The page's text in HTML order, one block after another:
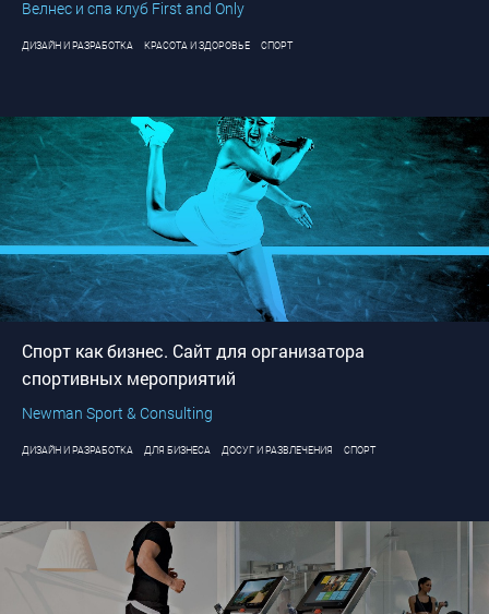
Велнес и спа клуб First and Only
ДИЗАЙН И РАЗРАБОТКА КРАСОТА И ЗДОРОВЬЕ СПОРТ
Спорт как бизнес. Сайт для организатора
спортивных мероприятий
Newman Sport & Consulting
ДИЗАЙН И РАЗРАБОТКА ДЛЯ БИЗНЕСА ДОСУГ И РАЗВЛЕЧЕНИЯ СПОРТ